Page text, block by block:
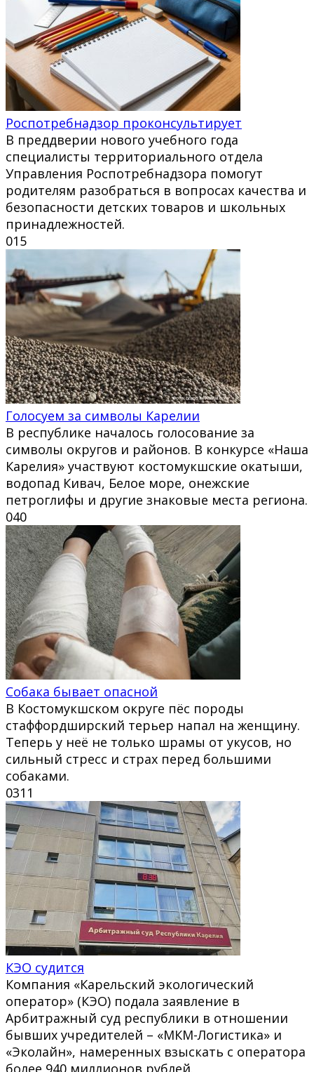
Роспотребнадзор проконсультирует
В преддверии нового учебного года
специалисты территориального отдела
Управления Роспотребнадзора помогут
родителям разобраться в вопросах качества и
безопасности детских товаров и школьных
принадлежностей.
015
Голосуем за символы Карелии
В республике началось голосование за
символы округов и районов. В конкурсе «Наша
Карелия» участвуют костомукшские окатыши,
водопад Кивач, Белое море, онежские
петроглифы и другие знаковые места региона.
040
Собака бывает опасной
В Костомукшском округе пёс породы
стаффордширский терьер напал на женщину.
Теперь у неё не только шрамы от укусов, но
сильный стресс и страх перед большими
собаками.
0311
КЭО судится
Компания «Карельский экологический
оператор» (КЭО) подала заявление в
Арбитражный суд республики в отношении
бывших учредителей – «МКМ-Логистика» и
«Эколайн», намеренных взыскать с оператора
более 940 миллионов рублей.